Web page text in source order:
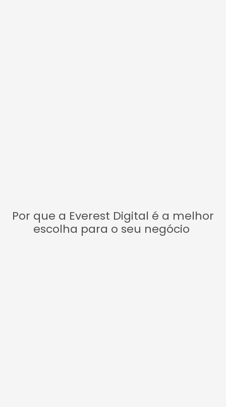
Por que a Everest Digital é a melhor
escolha para o seu negócio